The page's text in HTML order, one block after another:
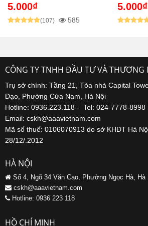
5.000₫
(107) 585
5.000₫
CÔNG TY TNHH ĐẦU TƯ VÀ THƯƠNG
Trụ sở chính: Tầng 21, Tòa nhà Capital
Đạo, Phường Cửa Nam, Hà Nội
Hotline: 0936.223.118 - Tel: 024-7778-8998
Email: cskh@aaavietnam.com
Mã số thuế: 0106070913 do sở KHĐT Hà
28/12/.2012
HÀ NỘI
Số 4, Ngõ 34 Văn Cao, Phường Ngọc Hà, Hà
cskh@aaavietnam.com
Hotline: 0936 223 118
HỒ CHÍ MINH